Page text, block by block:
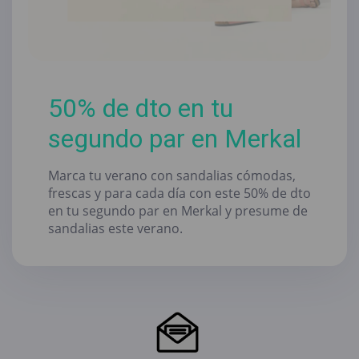
50% de dto en tu
segundo par en Merkal
Marca tu verano con sandalias cómodas,
frescas y para cada día con este 50% de dto
en tu segundo par en Merkal y presume de
sandalias este verano.